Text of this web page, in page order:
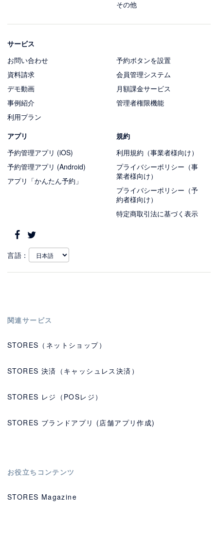
その他
サービス
お問い合わせ
資料請求
デモ動画
事例紹介
利用プラン
予約ボタンを設置
会員管理システム
月額課金サービス
管理者権限機能
アプリ
予約管理アプリ (iOS)
予約管理アプリ (Android)
アプリ「かんたん予約」
規約
利用規約（事業者様向け）
プライバシーポリシー（事
業者様向け）
プライバシーポリシー（予
約者様向け）
特定商取引法に基づく表示
言語：
関連サービス
STORES（ネットショップ）
STORES 決済（キャッシュレス決済）
STORES レジ（POSレジ）
STORES ブランドアプリ (店舗アプリ作成)
お役立ちコンテンツ
STORES Magazine